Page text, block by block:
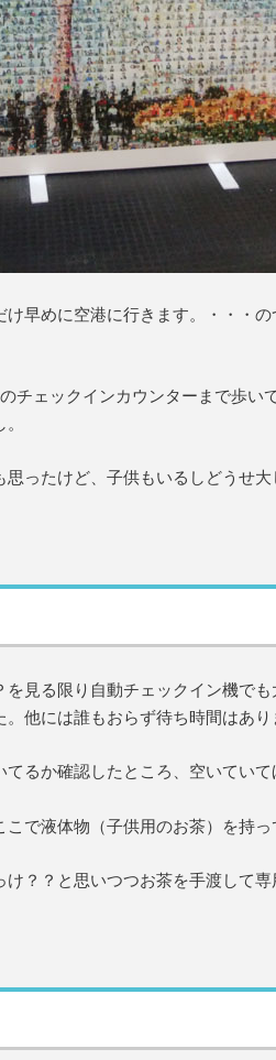
早めに空港に行きます。・・・
チェックインカウンターまで歩
ったけど、子供もいるしどうせ
見る限り自動チェックイン機で
他には誰もおらず待ち時間はあり
るか確認したところ、空いてい
で液体物（子供用のお茶）を持っ
？？と思いつつお茶を手渡して